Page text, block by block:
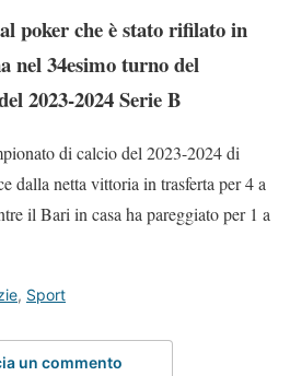
poker che è stato rifilato in
nel 34esimo turno del
2023-2024 Serie B
di calcio del 2023-2024 di
dalla netta vittoria in trasferta per 4 a
il Bari in casa ha pareggiato per 1 a
, Sport
un commento